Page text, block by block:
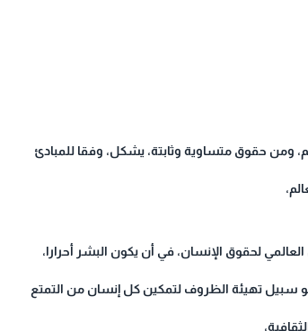
ومن حقوق متساوية وثابتة، يشكل، وفقا للمبادئ
لحقوق الإنسان، في أن يكون البشر أحرارا،
سبيل تهيئة الظروف لتمكين كل إنسان من التمتع